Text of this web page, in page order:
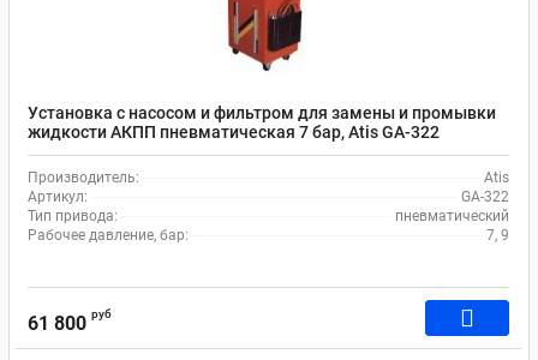
Установка с насосом и фильтром для замены и промывки
жидкости АКПП пневматическая 7 бар, Atis GA-322
Производитель:
Atis
Артикул:
GA-322
Тип привода:
пневматический
Рабочее давление, бар:
7, 9
61 800 руб